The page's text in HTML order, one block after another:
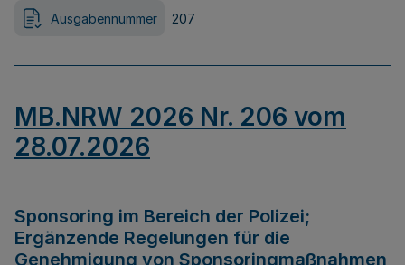
Ausgabennummer 207
MB.NRW 2026 Nr. 206 vom
28.07.2026
Sponsoring im Bereich der Polizei;
Ergänzende Regelungen für die
Genehmigung von Sponsoringmaßnahmen